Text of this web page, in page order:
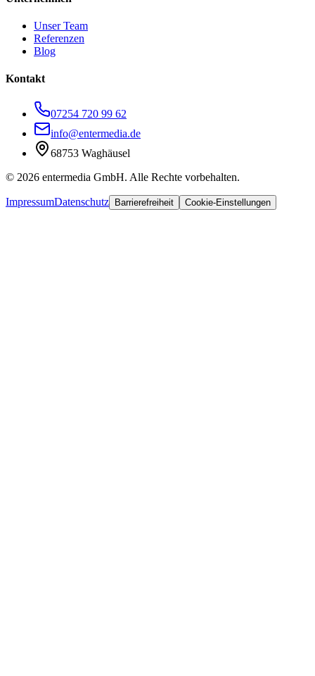
Unser Team
Referenzen
Blog
Kontakt
07254 720 99 62
info@entermedia.de
68753 Waghäusel
© 2026 entermedia GmbH. Alle Rechte vorbehalten.
ImpressumDatenschutz Barrierefreiheit Cookie-Einstellungen